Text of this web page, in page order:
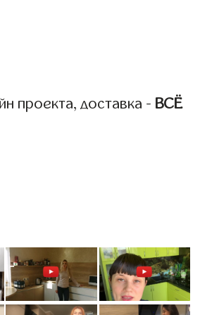
проекта, доставка - ВСЁ